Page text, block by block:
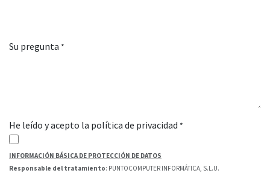
Su pregunta *
He leído y acepto la política de privacidad *
INFORMACIÓN BÁSICA DE PROTECCIÓN DE DATOS
Responsable del tratamiento: PUNTOCOMPUTER INFORMÁTICA, S.L.U.